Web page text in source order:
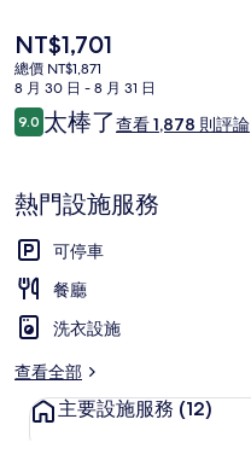
目
前
的
價
格
NT$1,701
總價 NT$1,871
8 月 30 日 - 8 月 31 日
評
論
9.09.0 分，滿分 10 分，
太棒了查看 1,878 則評論
熱門設施服務
可停車
餐廳
洗衣設施
查看全部
主要設施服務 (12)